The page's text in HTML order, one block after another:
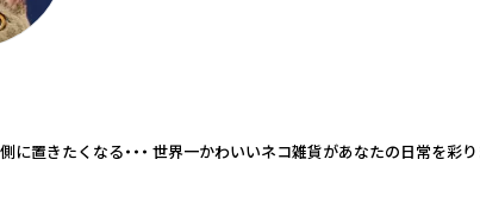
に置きたくなる・・・ 世界一かわいいネコ雑貨があなたの日常を彩り